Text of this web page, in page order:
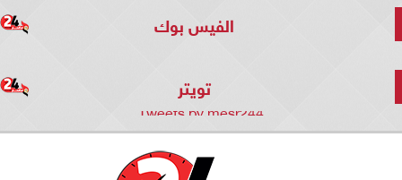
الفيس بوك
تويتر
Tweets by mesr244